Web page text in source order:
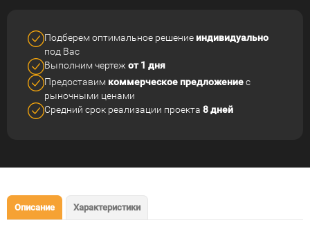
Подберем оптимальное решение индивидуально
под Вас
Выполним чертеж от 1 дня
Предоставим коммерческое предложениес
рыночными ценами
Средний срок реализации проекта 8 дней
Описание Характеристики